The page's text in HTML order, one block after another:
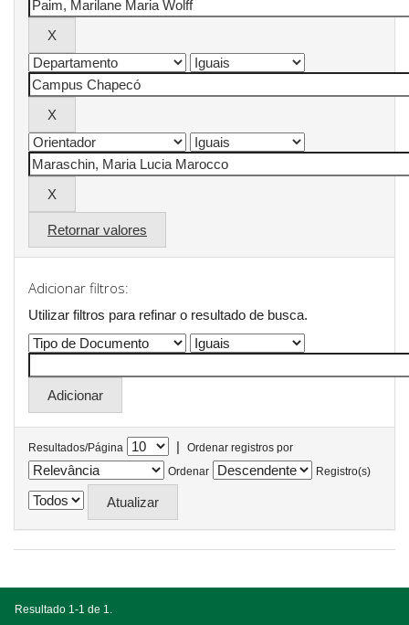
Retornar valores
Adicionar filtros:
Utilizar filtros para refinar o resultado de busca.
Resultados/Página |
Ordenar registros por
Ordenar
Registro(s)
Resultado 1-1 de 1.